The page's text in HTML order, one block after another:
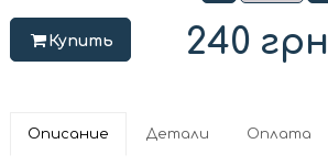
Купить 240 грн
Описание Детали Оплата